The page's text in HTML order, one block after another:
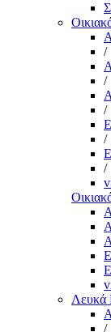
/
/
/
/
/
Λευκά
/